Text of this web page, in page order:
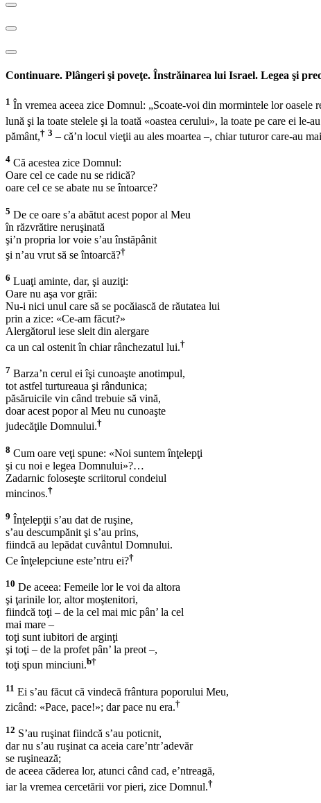
Continuare. Plângeri şi poveţe. Înstrăinarea lui Israel. Legea şi
1 În vremea aceea zice Domnul: „Scoate-voi din mormintele lor
lună şi la toate stelele şi la toată «oastea cerului», la toate pe care ei le-
pământ,† 3 – că’n locul vieţii au ales moartea –, chiar tuturor care-au
4 Că acestea zice Domnul:
Oare cel ce cade nu se ridică?
oare cel ce se abate nu se întoarce?
5 De ce oare s’a abătut acest popor al Meu
în răzvrătire neruşinată
şi’n propria lor voie s’au înstăpânit
şi n’au vrut să se întoarcă?†
6 Luaţi aminte, dar, şi auziţi:
Oare nu aşa vor grăi:
Nu-i nici unul care să se pocăiască de răutatea lui
prin a zice: «Ce-am făcut?»
Alergătorul iese sleit din alergare
ca un cal ostenit în chiar rânchezatul lui.†
7 Barza’n cerul ei îşi cunoaşte anotimpul,
tot astfel turtureaua şi rândunica;
păsăruicile vin când trebuie să vină,
doar acest popor al Meu nu cunoaşte
judecăţile Domnului.†
8 Cum oare veţi spune: «Noi suntem înţelepţi
şi cu noi e legea Domnului»?…
Zadarnic foloseşte scriitorul condeiul
mincinos.†
9 Înţelepţii s’au dat de ruşine,
s’au descumpănit şi s’au prins,
fiindcă au lepădat cuvântul Domnului.
Ce înţelepciune este’ntru ei?†
10 De aceea: Femeile lor le voi da altora
şi ţarinile lor, altor moştenitori,
fiindcă toţi – de la cel mai mic pân’ la cel
mai mare –
toţi sunt iubitori de arginţi
şi toţi – de la profet pân’ la preot –,
toţi spun minciuni.b†
11 Ei s’au făcut că vindecă frântura poporului Meu,
zicând: «Pace, pace!»; dar pace nu era.†
12 S’au ruşinat fiindcă s’au poticnit,
dar nu s’au ruşinat ca aceia care’ntr’adevăr
se ruşinează;
de aceea căderea lor, atunci când cad, e’ntreagă,
iar la vremea cercetării vor pieri, zice Domnul.†